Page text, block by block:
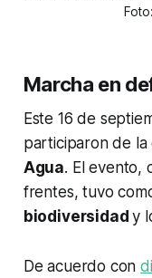
Marcha en
Este 16 de
participaron de la
Agua. El evento,
frentes, tuvo
biodiversidady
De acuerdo con